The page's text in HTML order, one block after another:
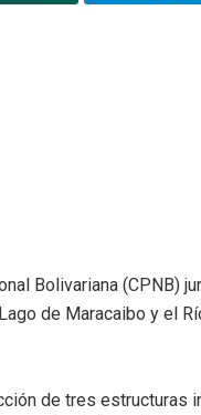
Bolivariana (CPNB)
de Maracaibo y el
de tres estructuras